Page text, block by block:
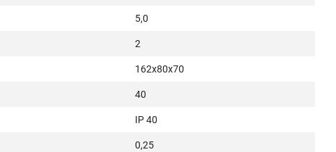
5,0
2
162х80х70
40
IP 40
0,25